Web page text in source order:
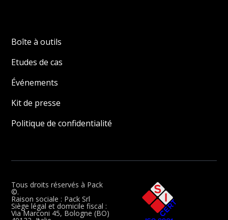
Boîte à outils
Etudes de cas
Événements
Kit de presse
Politique de confidentialité
Tous droits réservés à Pack
©.
Raison sociale : Pack Srl
Siège légal et domicile fiscal :
Via Marconi 45, Bologne (BO)